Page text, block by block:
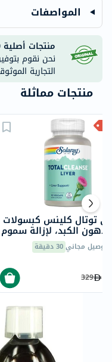
المواصفات
منتجات أصلية 100٪
نحن نقوم
التجارية
منتجات مماثلة
توتال كلينس كبسولات
دهون الكبد، لإزالة سموم
من 90
توصيل مجاني30 دقيقة
329